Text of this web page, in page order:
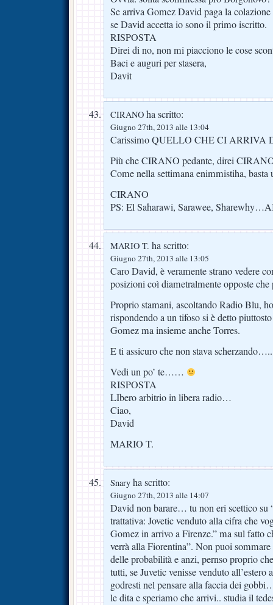
Se arriva Gomez David paga la
se David accetta io sono il primo iscritto.
RISPOSTA
Direi di no, non mi piacciono le cose
Baci e auguri per stasera,
Davit
CIRANO ha scritto:
Giugno 27th, 2013 alle 13:04
Carissimo QUELLO CHE CI ARRIVA
Più che CIRANO pedante, direi
Come nella settimana enimmistiha, basta
CIRANO
PS: El Saharawi, Sarawee,
MARIO T. ha scritto:
Giugno 27th, 2013 alle 13:05
Caro David, è veramente strano vedere
posizioni coì diametralmente opposte
Proprio stamani, ascoltando Radio Blu,
rispondendo a un tifoso si è detto
Gomez ma insieme anche Torres.
E ti assicuro che non stava scherzando…..
Vedi un po’ te……
RISPOSTA
LIbero arbitrio in libera radio…
Ciao,
David
MARIO T.
Snary ha scritto:
Giugno 27th, 2013 alle 14:07
David non barare… tu non eri scettico su
trattativa: Jovetic venduto alla cifra che
Gomez in arrivo a Firenze.” ma sul fatto
verrà alla Fiorentina”. Non puoi
delle probabilità e anzi, pernso proprio
tutti, se Juvetic venisse venduto
godresti nel pensare alla faccia dei
le dita e speriamo che arrivi.. studia il